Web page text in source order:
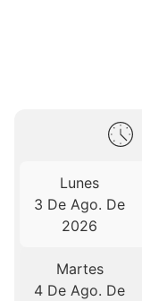
Lunes
3 De Ago. De
2026
Martes
4 De Ago. De